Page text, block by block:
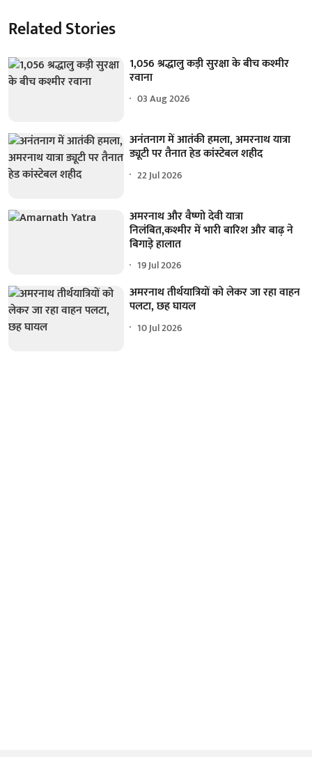
Related Stories
1,056 श्रद्धालु कड़ी सुरक्षा के बीच कश्मीर
रवाना
03 Aug 2026
अनंतनाग में आतंकी हमला, अमरनाथ यात्रा
ड्यूटी पर तैनात हेड कांस्टेबल शहीद
22 Jul 2026
अमरनाथ और वैष्णो देवी यात्रा
निलंबित,कश्मीर में भारी बारिश और बाढ़ ने
बिगाड़े हालात
19 Jul 2026
अमरनाथ तीर्थयात्रियों को लेकर जा रहा वाहन
पलटा, छह घायल
10 Jul 2026